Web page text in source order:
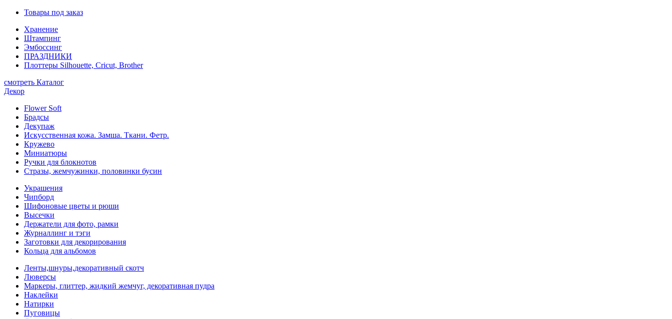
Товары под заказ
Хранение
Штампинг
Эмбоссинг
ПРАЗДНИКИ
Плоттеры Silhouette, Cricut, Brother
смотреть Каталог
Декор
Flower Soft
Брадсы
Декупаж
Искусственная кожа. Замша. Ткани. Фетр.
Кружево
Миниатюры
Ручки для блокнотов
Стразы, жемчужинки, половинки бусин
Украшения
Чипборд
Шифоновые цветы и рюши
Высечки
Держатели для фото, рамки
Журналлинг и тэги
Заготовки для декорирования
Кольца для альбомов
Ленты,шнуры,декоративный скотч
Люверсы
Маркеры, глиттер, жидкий жемчуг, декоративная пудра
Наклейки
Натирки
Пуговицы